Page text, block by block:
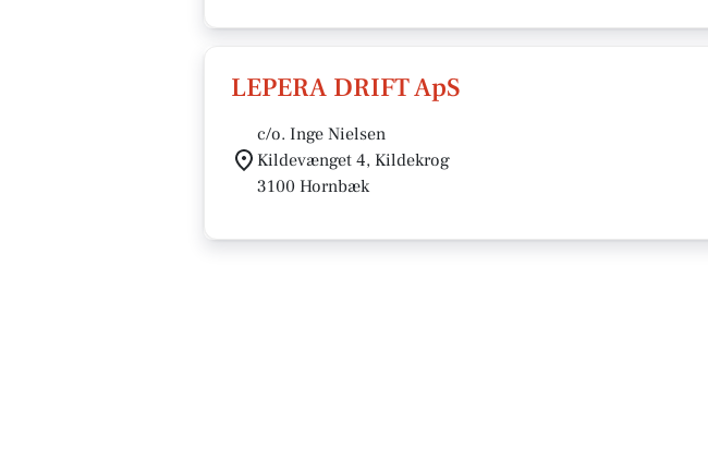
LEPERA DRIFT ApS
c/o. Inge Nielsen
Kildevænget 4, Kildekrog
3100 Hornbæk